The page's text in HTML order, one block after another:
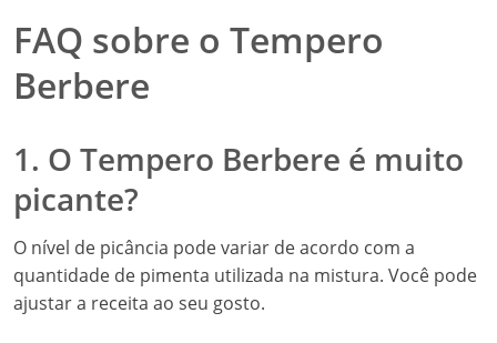
FAQ sobre o Tempero
Berbere
1. O Tempero Berbere é muito
picante?
O nível de picância pode variar de acordo com a
quantidade de pimenta utilizada na mistura. Você pode
ajustar a receita ao seu gosto.